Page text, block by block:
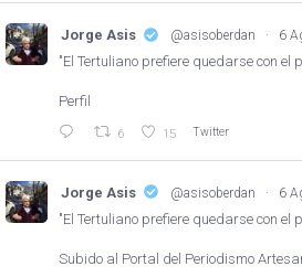
Jorge Asis @asisoberdan · 6
"El Tertuliano prefiere quedarse con el
Perfil
6 15 Twitter
Jorge Asis @asisoberdan · 6
"El Tertuliano prefiere quedarse con el
Subido al Portal del Periodismo